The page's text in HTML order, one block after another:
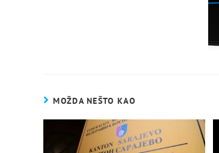
MOŽDA NEŠTO KAO